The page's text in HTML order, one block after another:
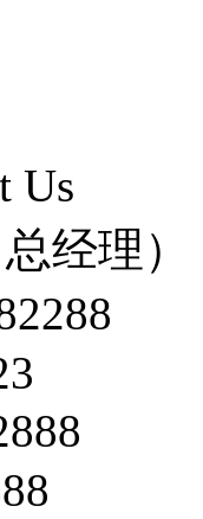
Us
经理）